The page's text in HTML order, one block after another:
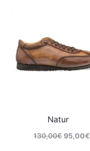
Natur
130,00€95,00€